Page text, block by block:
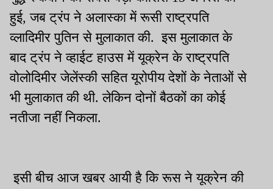
हुई, जब ट्रंप ने अलास्का में रूसी राष्ट्रपति
व्लादिमीर पुतिन से मुलाकात की. इस मुलाकात के
बाद ट्रंप ने व्हाईट हाउस में यूक्रेन के राष्ट्रपति
वोलोदिमीर जेलेंस्की सहित यूरोपीय देशों के नेताओं से
भी मुलाकात की थी. लेकिन दोनों बैठकों का कोई
नतीजा नहीं निकला.
इसी बीच आज खबर आयी है कि रूस ने यूक्रेन की